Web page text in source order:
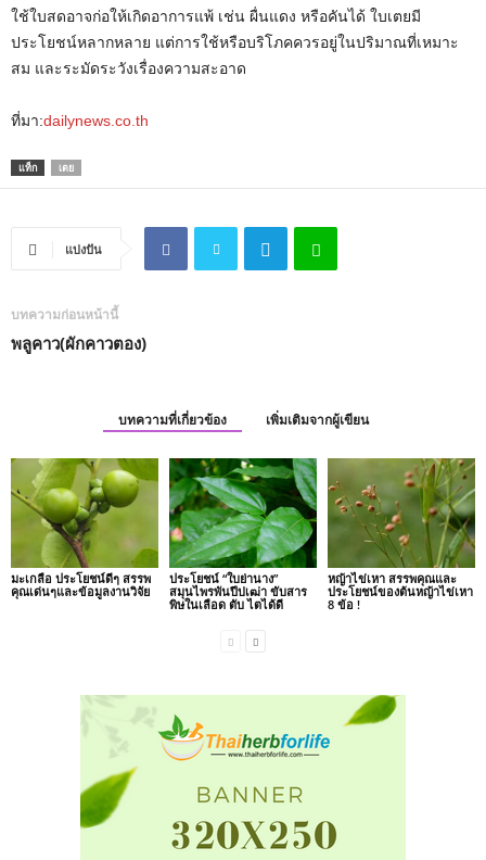
ใช้ใบสดอาจก่อให้เกิดอาการแพ้ เช่น ผื่นแดง หรือคันได้ ใบเตยมี
ประโยชน์หลากหลาย แต่การใช้หรือบริโภคควรอยู่ในปริมาณที่เหมาะ
สม และระมัดระวังเรื่องความสะอาด
ที่มา:dailynews.co.th
แท็ก เตย
แบ่งปัน
บทความก่อนหน้านี้
พลูคาว(ผักคาวตอง)
บทความที่เกี่ยวข้อง เพิ่มเติมจากผู้เขียน
มะเกลือ ประโยชน์ดีๆ สรรพ
คุณเด่นๆและข้อมูลงานวิจัย
ประโยชน์ “ใบย่านาง”
สมุนไพรพันปีบ่เฒ่า ขับสาร
พิษในเลือด ตับ ไตได้ดี
หญ้าไข่เหา สรรพคุณและ
ประโยชน์ของต้นหญ้าไข่เหา
8 ข้อ !